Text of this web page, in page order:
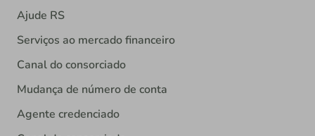
Ajude RS
Serviços ao mercado financeiro
Canal do consorciado
Mudança de número de conta
Agente credenciado